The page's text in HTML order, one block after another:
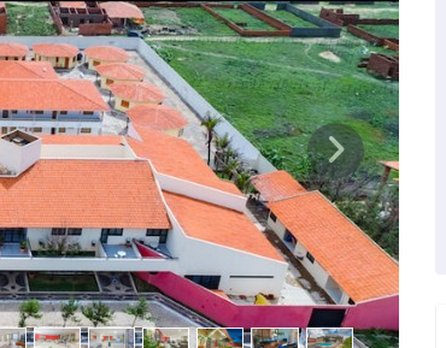
Next